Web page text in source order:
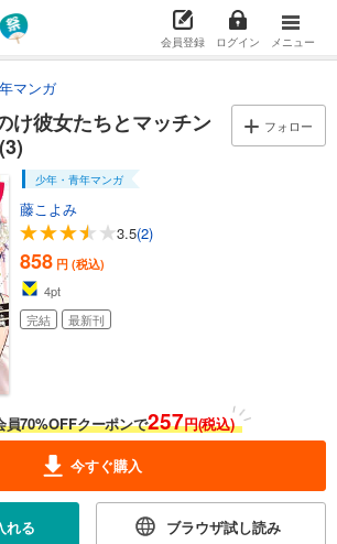
会員登録 ログイン メニュー
マンガ
彼女たちとマッチン
フォロー
少年・青年マンガ
藤こよみ
3.5(2)
858 円 (税込)
4pt
完結
最新刊
員70%OFFクーポンで257円(税込)
今すぐ購入
れる ブラウザ試し読み